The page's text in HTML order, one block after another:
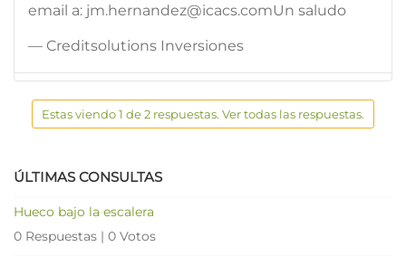
email a: jm.hernandez@icacs.comUn saludo
— Creditsolutions Inversiones
Estas viendo 1 de 2 respuestas. Ver todas las respuestas.
ÚLTIMAS CONSULTAS
Hueco bajo la escalera
0 Respuestas | 0 Votos